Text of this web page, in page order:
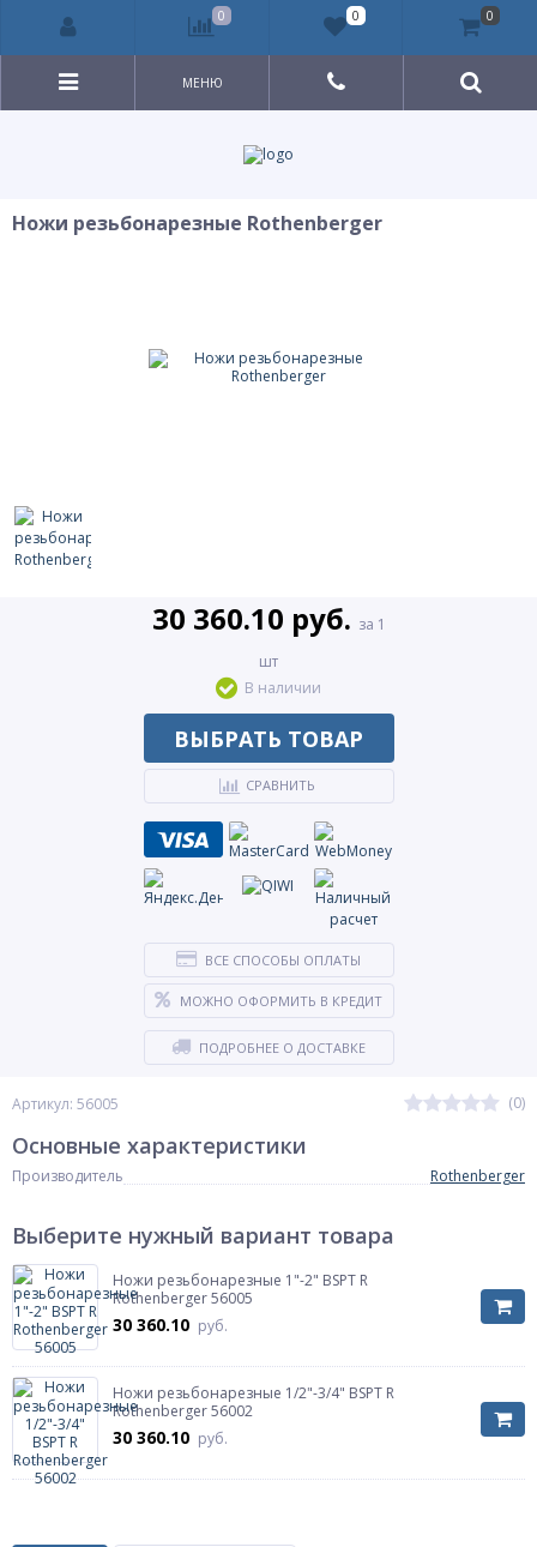
МЕНЮ
Ножи резьбонарезные Rothenberger
Артикул: 56005 (0)
30 360.10 руб. за 1
шт
В наличии
ВЫБРАТЬ ТОВАР
СРАВНИТЬ
ВСЕ СПОСОБЫ ОПЛАТЫ
МОЖНО ОФОРМИТЬ В КРЕДИТ
ПОДРОБНЕЕ О ДОСТАВКЕ
Основные характеристики
Производитель Rothenberger
Выберите нужный вариант товара
Ножи резьбонарезные 1"-2" BSPT R
Rothenberger 56005
30 360.10 руб.
Ножи резьбонарезные 1/2"-3/4" BSPT R
Rothenberger 56002
30 360.10 руб.
0 0 0